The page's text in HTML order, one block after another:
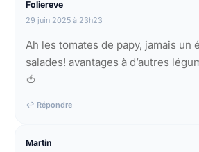
Foliereve
29 juin 2025 à 23h23
Ah les tomates de papy, jamais un
salades! avantages à d’autres
🍅
↩ Répondre
Martin